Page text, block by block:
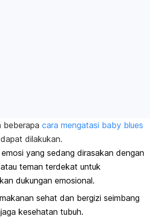
beberapa cara mengatasi baby blues
dilakukan.
yang sedang dirasakan dengan
teman terdekat untuk
dukungan emosional.
sehat dan bergizi seimbang
kesehatan tubuh.